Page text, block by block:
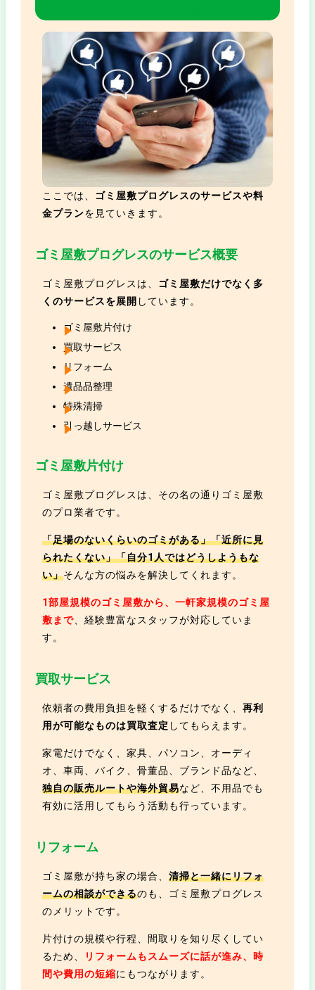
ミ通りか？サービスの概要を徹底検証
ここでは、
ゴミ屋敷プログレスのサービスや料
金プランを見ていきます。
ゴミ屋敷プログレスのサービス概要
ゴミ屋敷プログレスは、
ゴミ屋敷だけでなく多
くのサービスを展開 しています。
ゴミ屋敷片付け
買取サービス
リフォーム
遺品品整理
特殊清掃
引っ越しサービス
ゴミ屋敷片付け
ゴミ屋敷プログレスは、その名の通りゴミ屋敷
のプロ業者です。
「足場のないくらいのゴミがある」「近所に見
られたくない」「自分1人ではどうしようもな
い」そんな方の悩みを解決してくれます。
1部屋規模のゴミ屋敷から、一軒家規模のゴミ屋
敷まで 、経験豊富なスタッフが対応していま
す。
買取サービス
依頼者の費用負担を軽くするだけでなく、再利
用が可能なものは買取査定 してもらえます。
家電だけでなく、家具、パソコン、オーディ
オ、車両、バイク、骨董品、ブランド品など、
独自の販売ルートや海外貿易など、不用品でも
有効に活用してもらう活動も行っています。
リフォーム
ゴミ屋敷が持ち家の場合、清掃と一緒にリフォ
ームの相談ができるのも、ゴミ屋敷プログレス
のメリットです。
片付けの規模や行程、間取りを知り尽くしてい
るため、
リフォームもスムーズに話が進み、時
間や費用の短縮にもつながります。